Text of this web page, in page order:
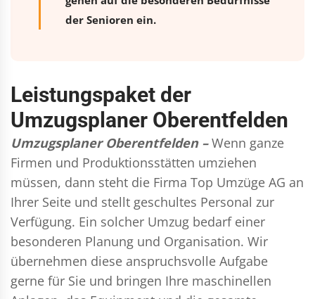
der Senioren ein.
Leistungspaket der
Umzugsplaner Oberentfelden
Umzugsplaner Oberentfelden – Wenn ganze
Firmen und Produktionsstätten umziehen
müssen, dann steht die Firma Top Umzüge AG an
Ihrer Seite und stellt geschultes Personal zur
Verfügung. Ein solcher Umzug bedarf einer
besonderen Planung und Organisation. Wir
übernehmen diese anspruchsvolle Aufgabe
gerne für Sie und bringen Ihre maschinellen